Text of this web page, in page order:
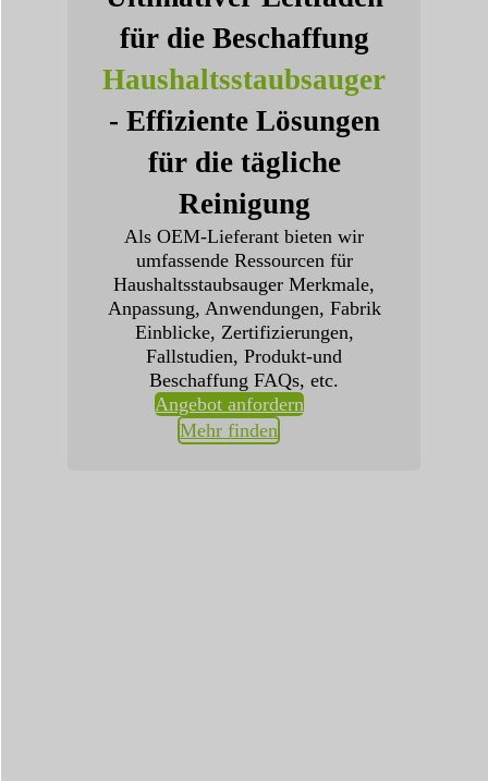
für die Beschaffung
Haushaltsstaubsauger
- Effiziente Lösungen
für die tägliche
Reinigung
Als OEM-Lieferant bieten wir
umfassende Ressourcen für
Haushaltsstaubsauger Merkmale,
Anpassung, Anwendungen, Fabrik
Einblicke, Zertifizierungen,
Fallstudien, Produkt-und
Beschaffung FAQs, etc.
Angebot anfordern
Mehr finden